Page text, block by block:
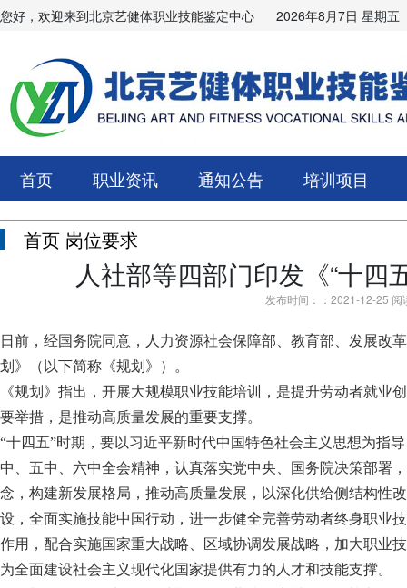
您好，欢迎来到北京艺健体职业技能鉴定中心 2026年8月7日 星期五
首页 职业资讯 通知公告 培训项目
首页 岗位要求
人社部等四部门印发《“十四
发布时间：：2021-12-25 阅
日前，经国务院同意，人力资源社会保障部、教育部、发展改
划》（以下简称《规划》）。
《规划》指出，开展大规模职业技能培训，是提升劳动者就业
要举措，是推动高质量发展的重要支撑。
“十四五”时期，要以习近平新时代中国特色社会主义思想为指
中、五中、六中全会精神，认真落实党中央、国务院决策部署
念，构建新发展格局，推动高质量发展，以深化供给侧结构性
设，全面实施技能中国行动，进一步健全完善劳动者终身职业
作用，配合实施国家重大战略、区域协调发展战略，加大职业
为全面建设社会主义现代化国家提供有力的人才和技能支撑。